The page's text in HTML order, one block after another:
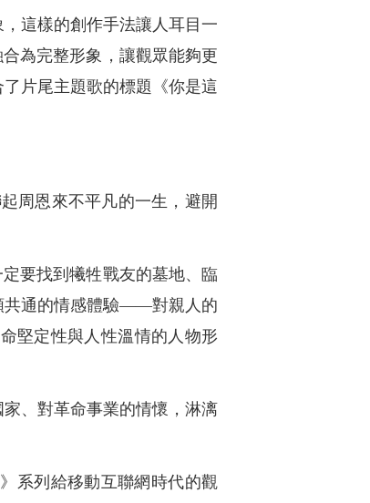
這樣的創作手法讓人耳目一
為完整形象，讓觀眾能夠更
片尾主題歌的標題《你是這
周恩來不平凡的一生，避開
要找到犧牲戰友的墓地、臨
共通的情感體驗——對親人的
堅定性與人性溫情的人物形
、對革命事業的情懷，淋漓
系列給移動互聯網時代的觀